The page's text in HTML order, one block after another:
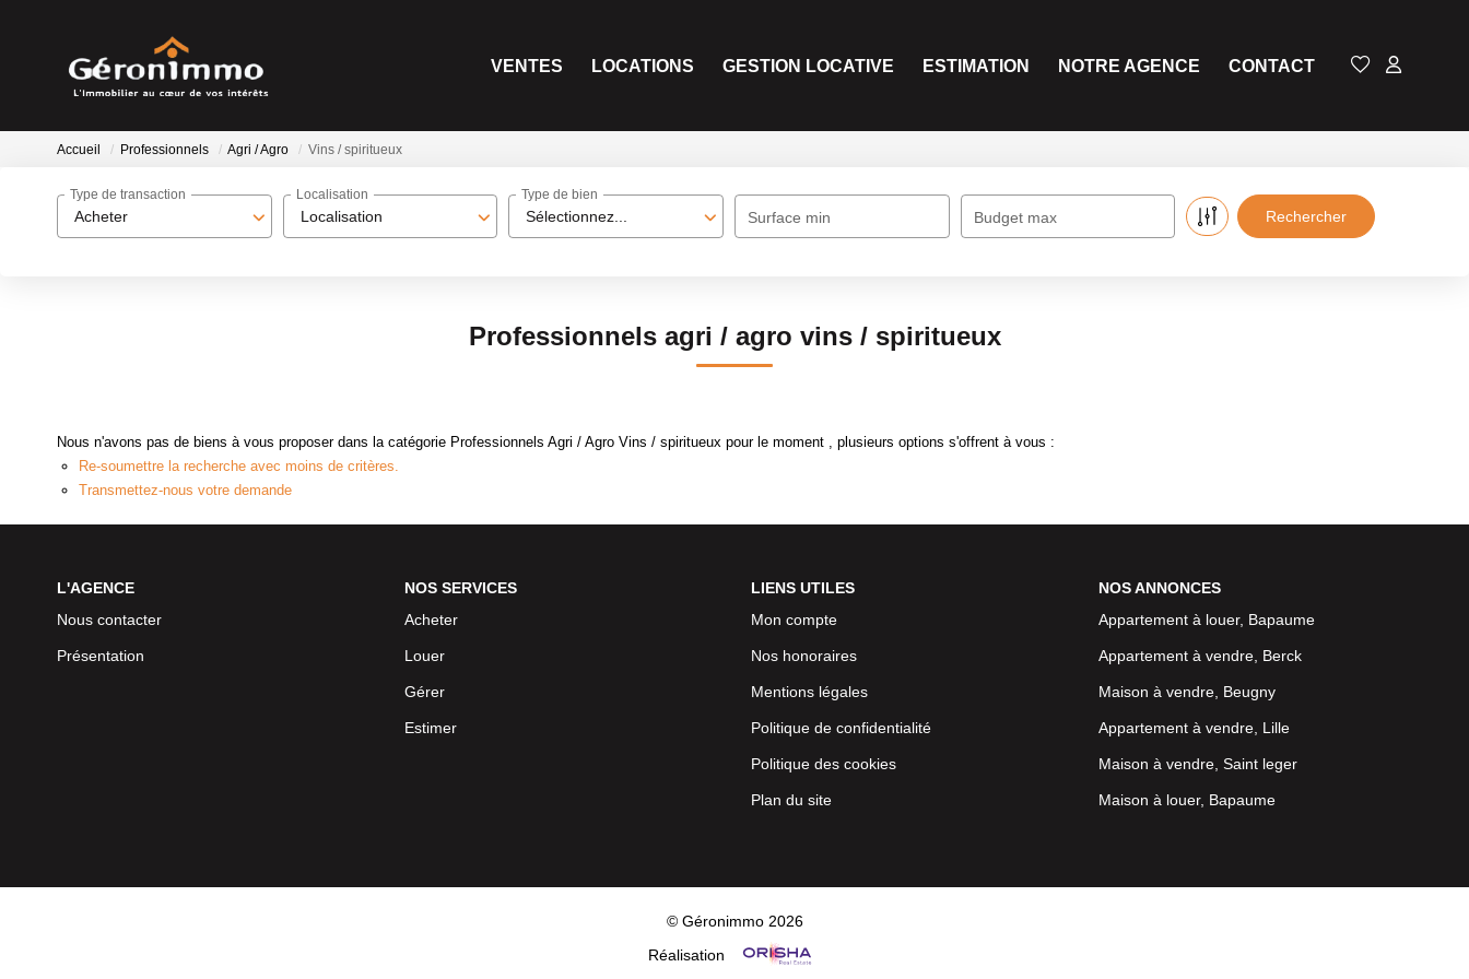
VENTES LOCATIONS GESTION LOCATIVE ESTIMATION NOTRE AGENCE CONTACT
Accueil Professionnels Agri / Agro Vins / spiritueux
Acheter
Type de transaction
Localisation
Localisation
Sélectionnez...
Type de bien
Surface min Budget max
Professionnels agri / agro vins / spiritueux
Nous n'avons pas de biens à vous proposer dans la catégorie Professionnels Agri / Agro Vins / spiritueux pour le moment , plusieurs options s'offrent à vous :
Re-soumettre la recherche avec moins de critères.
Transmettez-nous votre demande
L'AGENCE
Nous contacter
Présentation
NOS SERVICES
Acheter
Louer
Gérer
Estimer
LIENS UTILES
Mon compte
Nos honoraires
Mentions légales
Politique de confidentialité
Politique des cookies
Plan du site
NOS ANNONCES
Appartement à louer, Bapaume
Appartement à vendre, Berck
Maison à vendre, Beugny
Appartement à vendre, Lille
Maison à vendre, Saint leger
Maison à louer, Bapaume
© Géronimmo 2026
Réalisation